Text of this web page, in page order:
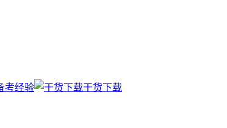
考经验 干货下载